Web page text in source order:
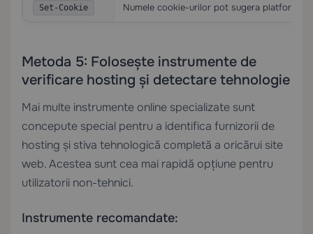
Set-Cookie Numele cookie-urilor pot sugera
Metoda 5: Folosește instrumente de
verificare hosting și detectare tehnologie
Mai multe instrumente online specializate sunt
concepute special pentru a identifica furnizorii de
hosting și stiva tehnologică completă a oricărui site
web. Acestea sunt cea mai rapidă opțiune pentru
utilizatorii non-tehnici.
Instrumente recomandate: